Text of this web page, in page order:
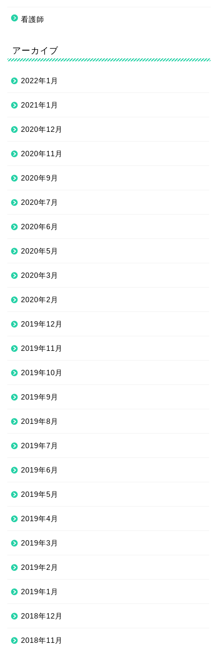
看護師
アーカイブ
2022年1月
2021年1月
2020年12月
2020年11月
2020年9月
2020年7月
2020年6月
2020年5月
2020年3月
2020年2月
2019年12月
2019年11月
2019年10月
2019年9月
2019年8月
2019年7月
2019年6月
2019年5月
2019年4月
2019年3月
2019年2月
2019年1月
2018年12月
2018年11月